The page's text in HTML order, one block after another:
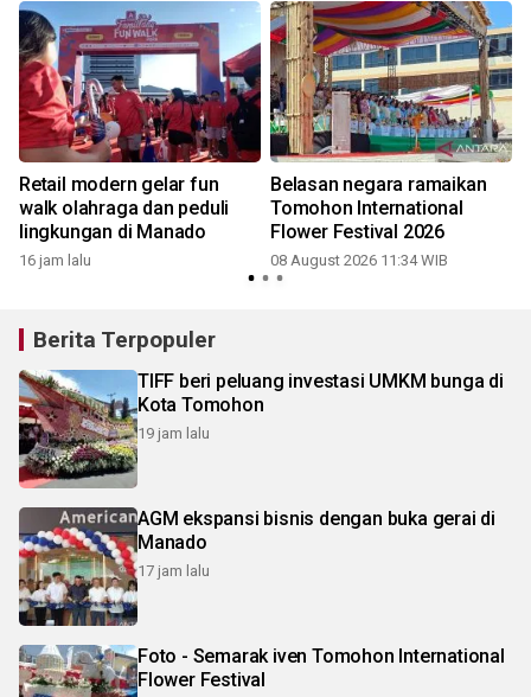
Retail modern gelar fun
walk olahraga dan peduli
lingkungan di Manado
16 jam lalu
Belasan negara ramaikan
Tomohon International
Flower Festival 2026
08 August 2026 11:34 WIB
Berita Terpopuler
TIFF beri peluang investasi UMKM bunga di
Kota Tomohon
19 jam lalu
AGM ekspansi bisnis dengan buka gerai di
Manado
17 jam lalu
Foto - Semarak iven Tomohon International
Flower Festival